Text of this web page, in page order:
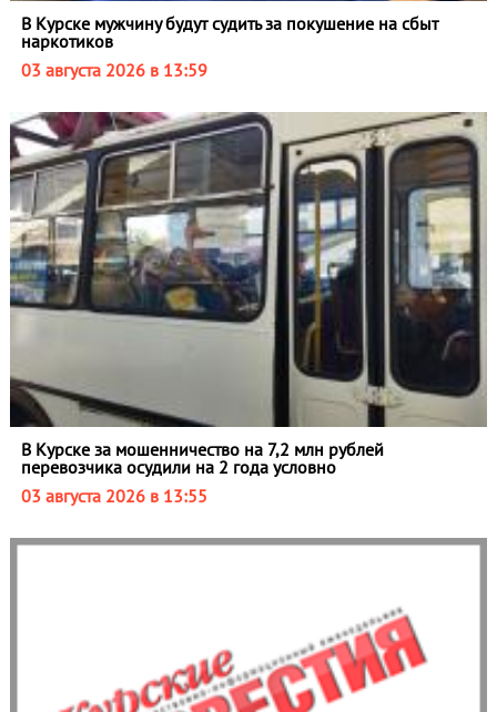
В Курске мужчину будут судить за покушение на сбыт
наркотиков
03 августа 2026 в 13:59
В Курске за мошенничество на 7,2 млн рублей
перевозчика осудили на 2 года условно
03 августа 2026 в 13:55